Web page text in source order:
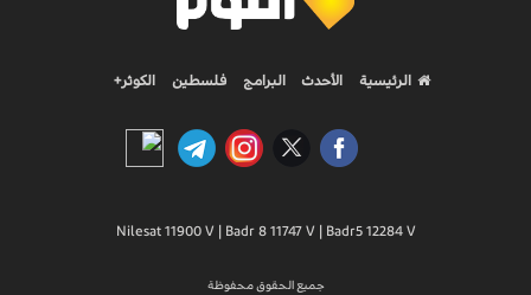
الرئيسية الأحدث البرامج فلسطين الكوثر+
Nilesat 11900 V | Badr 8 11747 V | Badr5 12284 V
جميع الحقوق محفوظة